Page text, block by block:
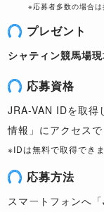
※応募者多数の場合
プレゼント
シャティン競馬場
応募資格
JRA-VAN IDを取得
情報」にアクセスで
※IDは無料で取得できま
応募方法
スマートフォンへ